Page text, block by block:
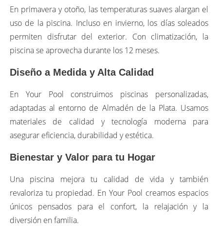
En primavera y otoño, las temperaturas suaves alargan el
uso de la piscina. Incluso en invierno, los días soleados
permiten disfrutar del exterior. Con climatización, la
piscina se aprovecha durante los 12 meses.
Diseño a Medida y Alta Calidad
En Your Pool construimos piscinas personalizadas,
adaptadas al entorno de Almadén de la Plata. Usamos
materiales de calidad y tecnología moderna para
asegurar eficiencia, durabilidad y estética.
Bienestar y Valor para tu Hogar
Una piscina mejora tu calidad de vida y también
revaloriza tu propiedad. En Your Pool creamos espacios
únicos pensados para el confort, la relajación y la
diversión en familia.